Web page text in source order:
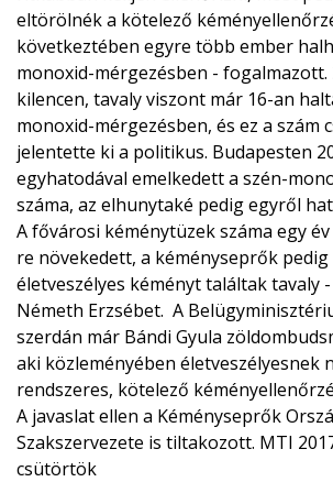
eltörölnék a kötelező
következtében egyre több ember
monoxid-mérgezésben - fogalmazott.
kilencen, tavaly viszont már 16-an
monoxid-mérgezésben, és ez a szám
jelentette ki a politikus. Budapesten
egyhatodával emelkedett a szén-
száma, az elhunytaké pedig egyről
A fővárosi kéménytüzek száma egy
re növekedett, a kéményseprők pedig
életveszélyes kéményt találtak tavaly -
Németh Erzsébet. A
szerdán már Bándi Gyula
aki közleményében életveszélyesnek
rendszeres, kötelező
A javaslat ellen a Kéményseprők
Szakszervezete is tiltakozott. MTI
csütörtök